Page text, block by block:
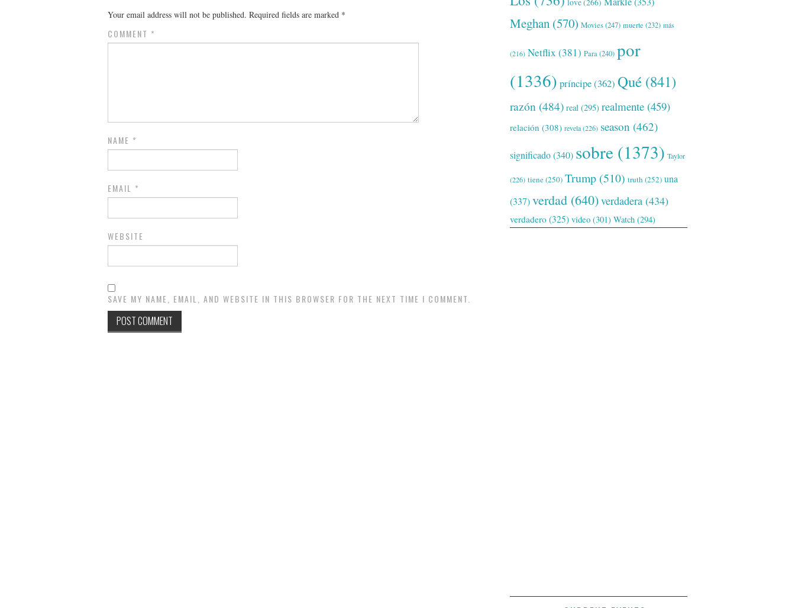
Your email address will not be published. Required fields are marked *
COMMENT *
NAME *
EMAIL *
WEBSITE
SAVE MY NAME, EMAIL, AND WEBSITE IN THIS BROWSER FOR THE NEXT TIME I COMMENT.
love(266)
Meghan (570) Movies(247) muerte (232) más
(216) Netflix (381) Para(240) por
(1336) príncipe(362) Qué (841)
razón (484) real (295) realmente (459)
relación (308) revela(226) season (462)
significado(340) sobre (1373) Taylor
(226) tiene(250) Trump (510) truth (252) una
(337)verdad (640)verdadera (434)
verdadero (325) video (301) Watch (294)